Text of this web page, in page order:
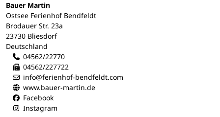
Bauer Martin
Ostsee Ferienhof Bendfeldt
Brodauer Str. 23a
23730 Bliesdorf
Deutschland
04562/22770
04562/227722
info@ferienhof-bendfeldt.com
www.bauer-martin.de
Facebook
Instagram